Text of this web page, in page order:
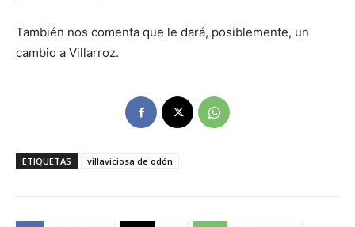
También nos comenta que le dará, posiblemente, un
cambio a Villarroz.
ETIQUETAS villaviciosa de odón